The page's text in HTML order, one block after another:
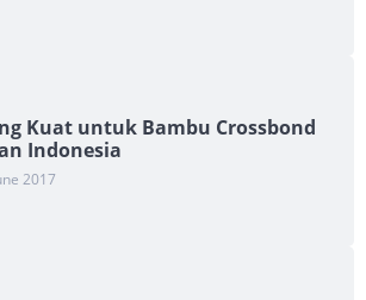
Kuat untuk Bambu Crossbond
Indonesia
2017